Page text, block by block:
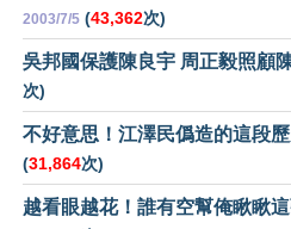
2003/7/5 (43,362次)
吳邦國保護陳良宇 周正毅照顧
次)
不好意思！江澤民僞造的這段
(31,864次)
越看眼越花！誰有空幫俺瞅瞅